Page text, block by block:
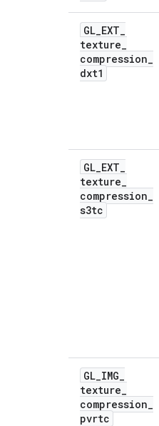
GL_EXT_
texture_
compression_
dxt1
GL_EXT_
texture_
compression_
s3tc
GL_IMG_
texture_
compression_
pvrtc